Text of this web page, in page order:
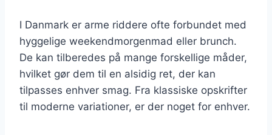
I Danmark er arme riddere ofte forbundet med
hyggelige weekendmorgenmad eller brunch.
De kan tilberedes på mange forskellige måder,
hvilket gør dem til en alsidig ret, der kan
tilpasses enhver smag. Fra klassiske opskrifter
til moderne variationer, er der noget for enhver.